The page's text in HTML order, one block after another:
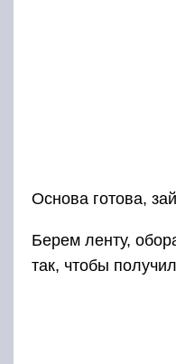
Основа готова,
Берем ленту,
так, чтобы